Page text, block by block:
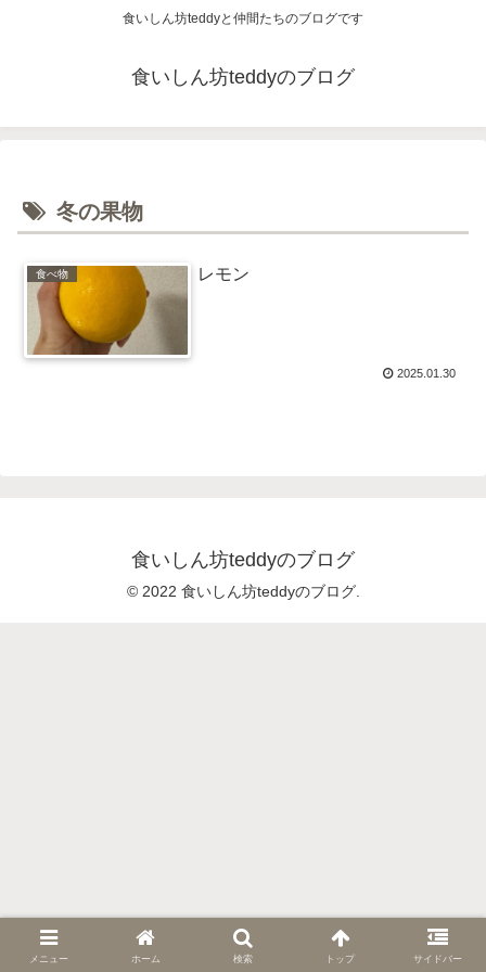
食いしん坊teddyと仲間たちのブログです
食いしん坊teddyのブログ
冬の果物
食べ物 レモン
2025.01.30
食いしん坊teddyのブログ
© 2022 食いしん坊teddyのブログ.
メニュー ホーム 検索 トップ サイドバー